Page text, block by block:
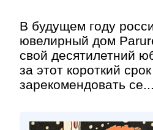
В будущем году
ювелирный дом
свой десятилетний
за этот короткий
зарекомендовать се...
Контакт»